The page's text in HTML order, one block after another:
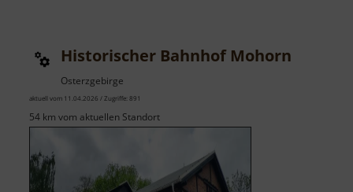
Historischer Bahnhof Mohorn
Osterzgebirge
aktuell vom 11.04.2026 / Zugriffe: 891
54 km vom aktuellen Standort